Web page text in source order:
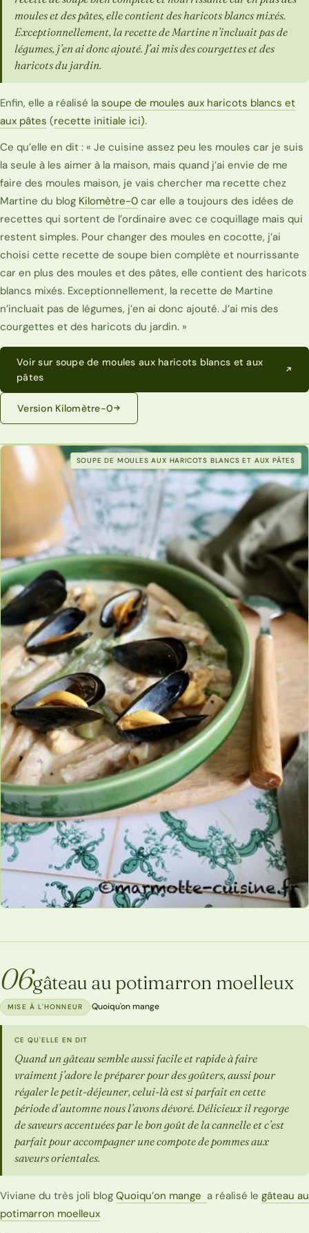
moules et des pâtes, elle contient des haricots blancs mixés.
Exceptionnellement, la recette de Martine n’incluait pas de
légumes, j’en ai donc ajouté. J’ai mis des courgettes et des
haricots du jardin.
Enfin, elle a réalisé la soupe de moules aux haricots blancs et
aux pâtes (recette initiale ici).
Ce qu’elle en dit : « Je cuisine assez peu les moules car je suis
la seule à les aimer à la maison, mais quand j’ai envie de me
faire des moules maison, je vais chercher ma recette chez
Martine du blog Kilomètre-0 car elle a toujours des idées de
recettes qui sortent de l’ordinaire avec ce coquillage mais qui
restent simples. Pour changer des moules en cocotte, j’ai
choisi cette recette de soupe bien complète et nourrissante
car en plus des moules et des pâtes, elle contient des haricots
blancs mixés. Exceptionnellement, la recette de Martine
n’incluait pas de légumes, j’en ai donc ajouté. J’ai mis des
courgettes et des haricots du jardin. »
Voir sur soupe de moules aux haricots blancs et aux
pâtes
Version Kilomètre-0
SOUPE DE MOULES AUX HARICOTS BLANCS ET AUX PÂTES
06gâteau au potimarron moelleux
MISE À L'HONNEUR ·Quoiqu'on mange
CE QU'ELLE EN DIT
Quand un gâteau semble aussi facile et rapide à faire
vraiment j’adore le préparer pour des goûters, aussi pour
régaler le petit-déjeuner, celui-là est si parfait en cette
période d’automne nous l’avons dévoré. Délicieux il regorge
de saveurs accentuées par le bon goût de la cannelle et c’est
parfait pour accompagner une compote de pommes aux
saveurs orientales.
Viviane du très joli blog Quoiqu’on mange a réalisé le gâteau au
potimarron moelleux